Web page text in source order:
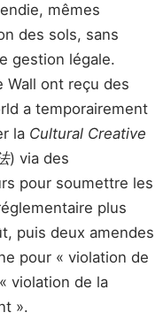
mêmes
des sols, sans
gestion légale.
Wall ont reçu des
a temporairement
la Cultural Creative
) via des
pour soumettre les
plus
puis deux amendes
pour « violation de
violation de la
».